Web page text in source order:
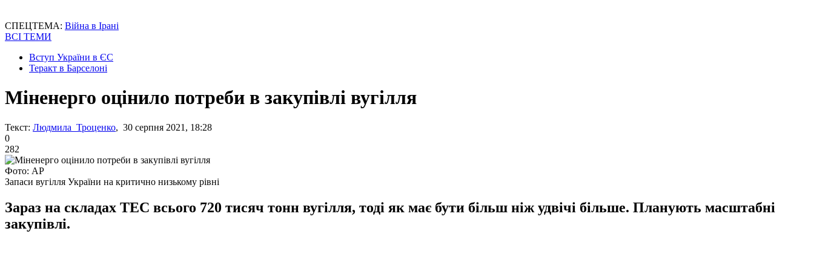
СПЕЦТЕМА: Війна в Ірані
ВСІ ТЕМИ
Вступ України в ЄС
Теракт в Барселоні
Міненерго оцінило потреби в закупівлі вугілля
Текст: Людмила Троценко, 30 серпня 2021, 18:28
0
282
Фото: AP
Запаси вугілля України на критично низькому рівні
Зараз на складах ТЕС всього 720 тисяч тонн вугілля, тоді як має бути більш ніж удвічі більше. Планують масштабні
закупівлі.